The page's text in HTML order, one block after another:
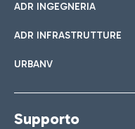
ADR INGEGNERIA
ADR INFRASTRUTTURE
URBANV
Supporto